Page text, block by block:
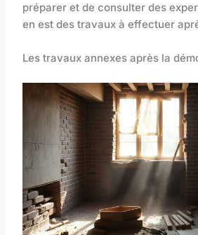
préparer et de consulter des
en est des travaux à effectuer
Les travaux annexes après la